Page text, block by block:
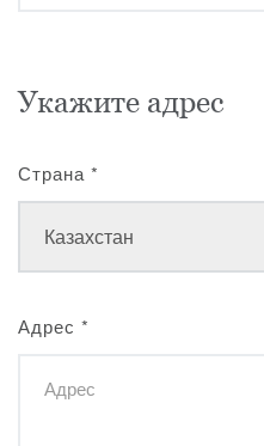
Укажите адрес
Страна *
Адрес *